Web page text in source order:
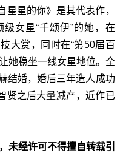
星的你》是其代表作，
女星“千颂伊”的她，在
大赏，同时在“第50届百
她稳坐一线女星地位。全
结婚，婚后三年造人成功
贤之后大量减产，近作已
未经许可不得擅自转载引